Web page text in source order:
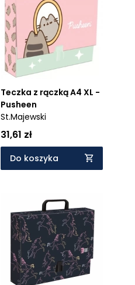
Teczka z rączką A4 XL -
Pusheen
St.Majewski
31,61 zł
Do koszyka